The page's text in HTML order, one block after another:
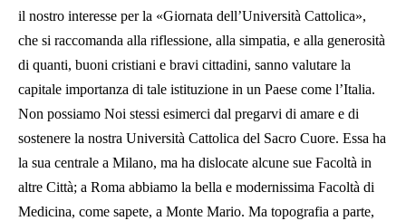
il nostro interesse per la «Giornata dell’Università Cattolica»,
che si raccomanda alla riflessione, alla simpatia, e alla generosità
di quanti, buoni cristiani e bravi cittadini, sanno valutare la
capitale importanza di tale istituzione in un Paese come l’Italia.
Non possiamo Noi stessi esimerci dal pregarvi di amare e di
sostenere la nostra Università Cattolica del Sacro Cuore. Essa ha
la sua centrale a Milano, ma ha dislocate alcune sue Facoltà in
altre Città; a Roma abbiamo la bella e modernissima Facoltà di
Medicina, come sapete, a Monte Mario. Ma topografia a parte,